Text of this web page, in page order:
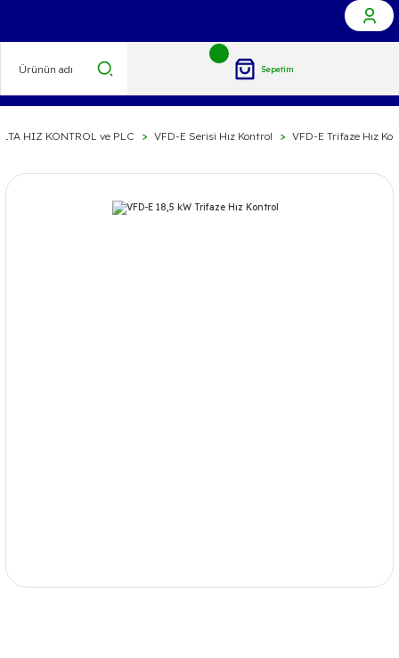
Sepetim
HIZ KONTROL ve PLC VFD-E Serisi Hız Kontrol VFD-E Trifaze Hız